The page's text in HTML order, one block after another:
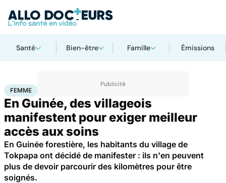
Santé Bien-être Famille Émissions
AccueilSanté Santé publiqueFemme
FEMME
En Guinée, des villageois
manifestent pour exiger meilleur
accès aux soins
En Guinée forestière, les habitants du village de
Tokpapa ont décidé de manifester : ils n'en peuvent
plus de devoir parcourir des kilomètres pour être
soignés.